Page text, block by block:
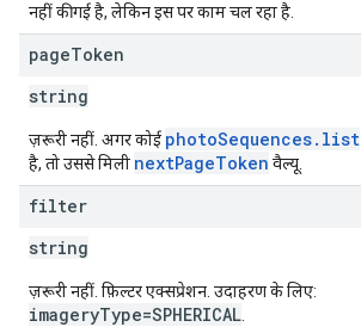
नहीं की गई है, लेकिन इस पर काम चल रहा है.
pageToken
string
ज़रूरी नहीं. अगर कोई photoSequences.list
है, तो उससे मिली nextPageToken वैल्यू.
filter
string
ज़रूरी नहीं. फ़िल्टर एक्सप्रेशन. उदाहरण के लिए:
imageryType=SPHERICAL